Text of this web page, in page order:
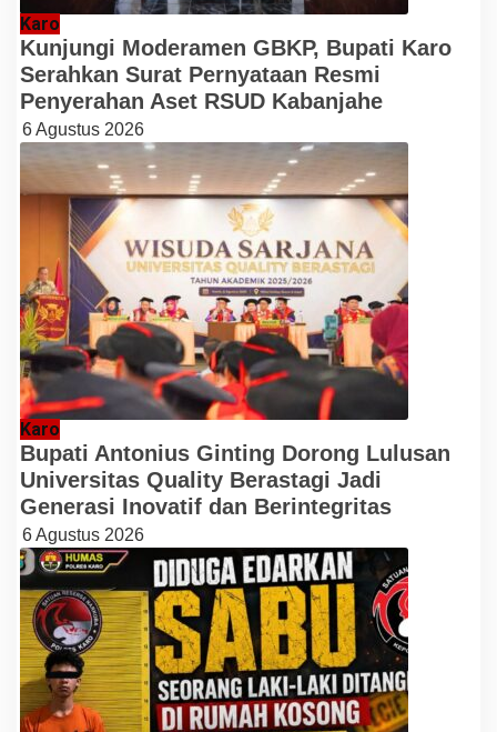
Karo
Kunjungi Moderamen GBKP, Bupati Karo
Serahkan Surat Pernyataan Resmi
Penyerahan Aset RSUD Kabanjahe
6 Agustus 2026
Karo
Bupati Antonius Ginting Dorong Lulusan
Universitas Quality Berastagi Jadi
Generasi Inovatif dan Berintegritas
6 Agustus 2026